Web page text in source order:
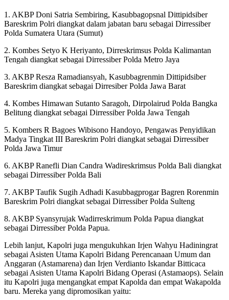
1. AKBP Doni Satria Sembiring, Kasubbagopsnal Dittipidsiber
Bareskrim Polri diangkat dalam jabatan baru sebagai Dirressiber
Polda Sumatera Utara (Sumut)
2. Kombes Setyo K Heriyanto, Dirreskrimsus Polda Kalimantan
Tengah diangkat sebagai Dirressiber Polda Metro Jaya
3. AKBP Resza Ramadiansyah, Kasubbagrenmin Dittipidsiber
Bareskrim diangkat sebagai Dirresiber Polda Jawa Barat
4. Kombes Himawan Sutanto Saragoh, Dirpolairud Polda Bangka
Belitung diangkat sebagai Dirressiber Polda Jawa Tengah
5. Kombers R Bagoes Wibisono Handoyo, Pengawas Penyidikan
Madya Tingkat III Bareskrim Polri diangkat sebagai Dirressiber
Polda Jawa Timur
6. AKBP Ranefli Dian Candra Wadireskrimsus Polda Bali diangkat
sebagai Dirressiber Polda Bali
7. AKBP Taufik Sugih Adhadi Kasubbagprogar Bagren Rorenmin
Bareskrim Polri diangkat sebagai Dirressiber Polda Sulteng
8. AKBP Syansyrujak Wadirreskrimum Polda Papua diangkat
sebagai Dirressiber Polda Papua.
Lebih lanjut, Kapolri juga mengukuhkan Irjen Wahyu Hadiningrat
sebagai Asisten Utama Kapolri Bidang Perencanaan Umum dan
Anggaran (Astamarena) dan Irjen Verdianto Iskandar Bitticaca
sebagai Asisten Utama Kapolri Bidang Operasi (Astamaops). Selain
itu Kapolri juga mengangkat empat Kapolda dan empat Wakapolda
baru. Mereka yang dipromosikan yaitu: